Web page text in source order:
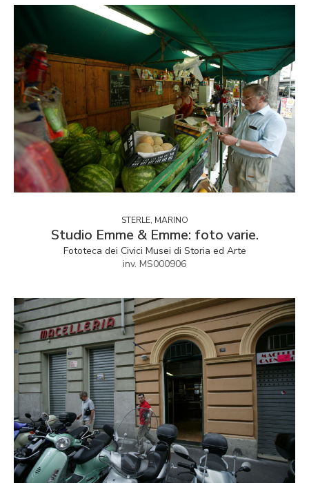
STERLE, MARINO
Studio Emme & Emme: foto varie.
Fototeca dei Civici Musei di Storia ed Arte
inv. MS000906